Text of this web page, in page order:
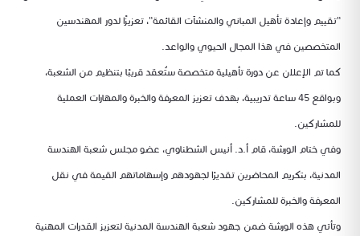
"تقييم وإعادة تأهيل المباني والمنشآت القائمة"، تعزيزًا لدور المهندسين
المتخصصين في هذا المجال الحيوي والواعد.
كما تم الإعلان عن دورة تأهيلية متخصصة ستُعقد قريبًا بتنظيم من الشعبة،
وبواقع 45 ساعة تدريبية، بهدف تعزيز المعرفة والخبرة والمهارات العملية
للمشاركين.
وفي ختام الورشة، قام أ.د. أنيس الشطناوي، عضو مجلس شعبة الهندسة
المدنية، بتكريم المحاضرين تقديرًا لجهودهم وإسهاماتهم القيمة في نقل
المعرفة والخبرة للمشاركين.
وتأتي هذه الورشة ضمن جهود شعبة الهندسة المدنية لتعزيز القدرات المهنية